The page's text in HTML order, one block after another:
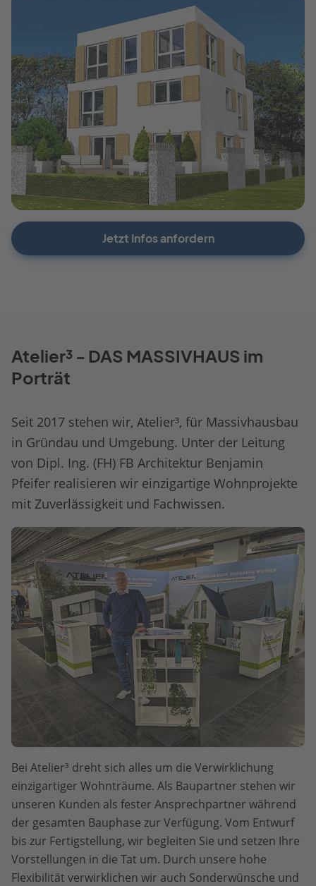
Jetzt Infos anfordern
Atelier³ - DAS MASSIVHAUS im
Porträt
Seit 2017 stehen wir, Atelier³, für Massivhausbau
in Gründau und Umgebung. Unter der Leitung
von Dipl. Ing. (FH) FB Architektur Benjamin
Pfeifer realisieren wir einzigartige Wohnprojekte
mit Zuverlässigkeit und Fachwissen.
Bei Atelier³ dreht sich alles um die Verwirklichung
einzigartiger Wohnträume. Als Baupartner stehen wir
unseren Kunden als fester Ansprechpartner während
der gesamten Bauphase zur Verfügung. Vom Entwurf
bis zur Fertigstellung, wir begleiten Sie und setzen Ihre
Vorstellungen in die Tat um. Durch unsere hohe
Flexibilität verwirklichen wir auch Sonderwünsche und